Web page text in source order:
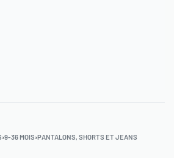
›9-36 MOIS›PANTALONS, SHORTS ET JEANS